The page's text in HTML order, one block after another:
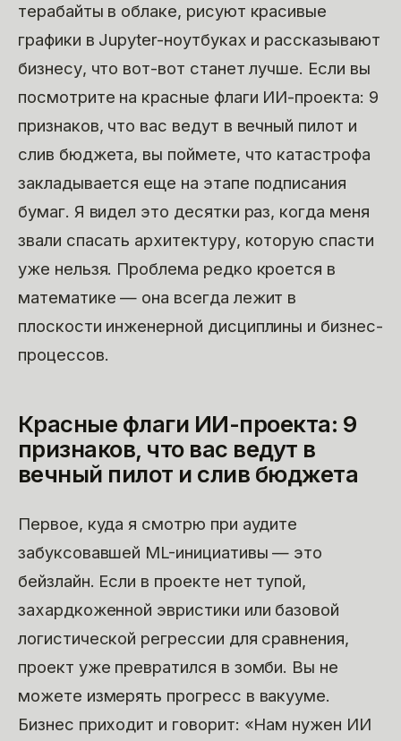
терабайты в облаке, рисуют красивые
графики в Jupyter-ноутбуках и рассказывают
бизнесу, что вот-вот станет лучше. Если вы
посмотрите на красные флаги ИИ-проекта: 9
признаков, что вас ведут в вечный пилот и
слив бюджета, вы поймете, что катастрофа
закладывается еще на этапе подписания
бумаг. Я видел это десятки раз, когда меня
звали спасать архитектуру, которую спасти
уже нельзя. Проблема редко кроется в
математике — она всегда лежит в
плоскости инженерной дисциплины и бизнес-
процессов.
Красные флаги ИИ-проекта: 9
признаков, что вас ведут в
вечный пилот и слив бюджета
Первое, куда я смотрю при аудите
забуксовавшей ML-инициативы — это
бейзлайн. Если в проекте нет тупой,
захардкоженной эвристики или базовой
логистической регрессии для сравнения,
проект уже превратился в зомби. Вы не
можете измерять прогресс в вакууме.
Бизнес приходит и говорит: «Нам нужен ИИ